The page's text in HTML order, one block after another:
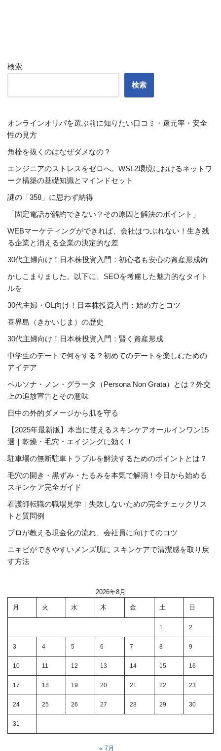
検索
検索
オンラインオリパを選ぶ前に知りたい口コミ・還元率・安全
性の見方
角栓を抜くのはなぜダメなの？
エンジニアのストレスをゼロへ。WSL2環境におけるネットワ
ーク構築の基礎知識とマインドセット
謎の「358」に思わず納得
「固定電話が解約できない？その原因と解決のポイント」
WEBマーケティングができれば、会社はつぶれない！生き残
る企業と消える企業の決定的な差
30代主婦向け！日本株投資入門：初心者も安心の資産形成術
かしこまりました。以下に、SEOを考慮した魅力的なタイト
ルを
30代主婦・OL向け！日本株投資入門：始め方とコツ
喜界島（きかいじま）の歴史
30代主婦向け！日本株投資入門：賢く資産形成
中学生のデートで何をする？初めてのデートを楽しむための
アイデア
ペルソナ・ノン・グラータ（Persona Non Grata）とは？外交
上の追放宣告とその意味
日中の外的ダメージから肌を守る
【2025年最新版】本当に使えるスキンケアオールインワン15
選｜乾燥・毛穴・エイジングに効く！
駐車場の無断駐車トラブルを解決するためのポイントとは？
毛穴の開き・黒ずみ・たるみを本気で解消！今日から始める
スキンケア完全ガイド
看護師転職の職場見学｜失敗しないための完全チェックリス
トと質問例
プロが教える現金化の流れ、会社員に向けてのコツ
ニキビができやすいメンズ肌に スキンケアで清潔感を取り戻
す方法
2026年8月
月 火 水 木 金 土 日
1 2
3 4 5 6 7 8 9
10 11 12 13 14 15 16
17 18 19 20 21 22 23
24 25 26 27 28 29 30
31
« 7月